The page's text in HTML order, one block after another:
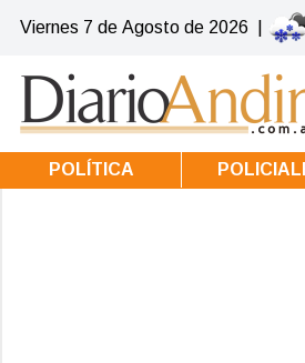
Viernes 7 de Agosto de 2026
POLÍTICA